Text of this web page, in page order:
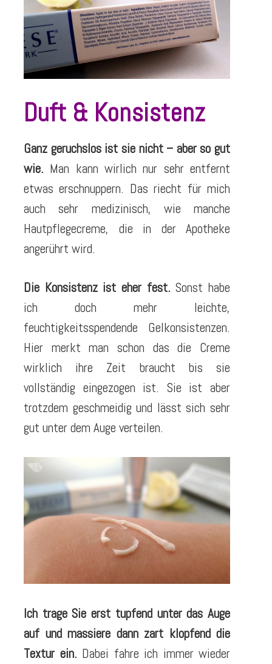
Duft & Konsistenz
Ganz geruchslos ist sie nicht – aber so gut
wie. Man kann wirlich nur sehr entfernt
etwas erschnuppern. Das riecht für mich
auch sehr medizinisch, wie manche
Hautpflegecreme, die in der Apotheke
angerührt wird.
Die Konsistenz ist eher fest. Sonst habe
ich doch mehr leichte,
feuchtigkeitsspendende Gelkonsistenzen.
Hier merkt man schon das die Creme
wirklich ihre Zeit braucht bis sie
vollständig eingezogen ist. Sie ist aber
trotzdem geschmeidig und lässt sich sehr
gut unter dem Auge verteilen.
Ich trage Sie erst tupfend unter das Auge
auf und massiere dann zart klopfend die
Textur ein. Dabei fahre ich immer wieder